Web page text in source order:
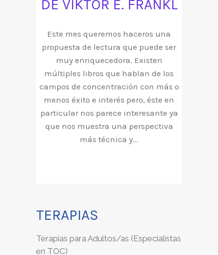
DE VIKTOR E. FRANKL
Este mes queremos haceros una
propuesta de lectura que puede ser
muy enriquecedora. Existen
múltiples libros que hablan de los
campos de concentración con más o
menos éxito e interés pero, éste en
particular nos parece interesante ya
que nos muestra una perspectiva
más técnica y...
TERAPIAS
Terapias para Adultos/as (Especialistas
en TOC)